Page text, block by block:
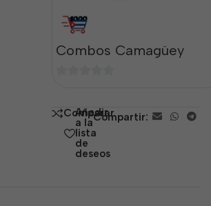
Combos Camagüey
5 Comparar
Añadir
a la
lista
de
deseos
Compartir: